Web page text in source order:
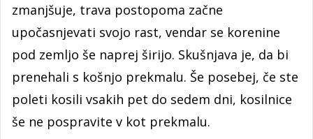
zmanjšuje, trava postopoma začne
upočasnjevati svojo rast, vendar se korenine
pod zemljo še naprej širijo. Skušnjava je, da bi
prenehali s košnjo prekmalu. Še posebej, če ste
poleti kosili vsakih pet do sedem dni, kosilnice
še ne pospravite v kot prekmalu.